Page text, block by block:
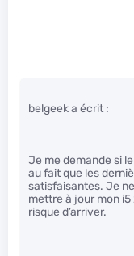
belgeek a écrit :
Je me demande si
au fait que les
satisfaisantes. Je
mettre à jour mon
risque d’arriver.